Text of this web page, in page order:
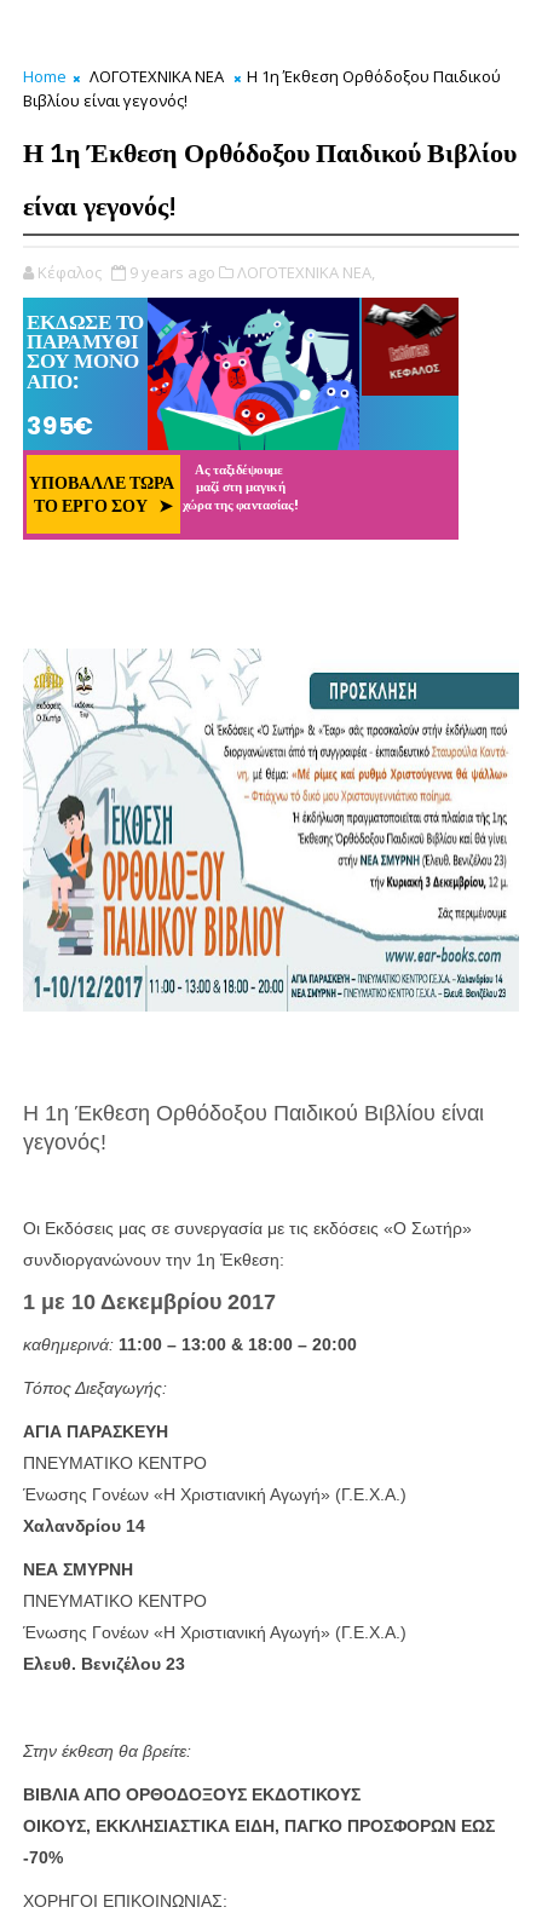
Home ΛΟΓΟΤΕΧΝΙΚΑ ΝΕΑ
Η 1η Έκθεση Ορθόδοξου Παιδικού
Βιβλίου είναι γεγονός!
Η 1η Έκθεση Ορθόδοξου Παιδικού Βιβλίου
είναι γεγονός!
Κέφαλος 9 years ago ΛΟΓΟΤΕΧΝΙΚΑ ΝΕΑ,
Η 1η Έκθεση Ορθόδοξου Παιδικού Βιβλίου είναι
γεγονός!
Οι Εκδόσεις μας σε συνεργασία με τις εκδόσεις «Ο Σωτήρ»
συνδιοργανώνουν την 1η Ἐκθεση:
1 με 10 Δεκεμβρίου 2017
καθημερινά: 11:00 – 13:00 & 18:00 – 20:00
Τόπος Διεξαγωγής:
ΑΓΙΑ ΠΑΡΑΣΚΕΥΗ
ΠΝΕΥΜΑΤΙΚΟ ΚΕΝΤΡΟ
Ένωσης Γονέων «Η Χριστιανική Αγωγή» (Γ.Ε.Χ.Α.)
Χαλανδρίου 14
ΝΕΑ ΣΜΥΡΝΗ
ΠΝΕΥΜΑΤΙΚΟ ΚΕΝΤΡΟ
Ένωσης Γονέων «Η Χριστιανική Αγωγή» (Γ.Ε.Χ.Α.)
Ελευθ. Βενιζέλου 23
Στην έκθεση θα βρείτε:
ΒΙΒΛΙΑ ΑΠΟ ΟΡΘΟΔΟΞΟΥΣ ΕΚΔΟΤΙΚΟΥΣ
ΟΙΚΟΥΣ, ΕΚΚΛΗΣΙΑΣΤΙΚΑ ΕΙΔΗ, ΠΑΓΚΟ ΠΡΟΣΦΟΡΩΝ ΕΩΣ
-70%
ΧΟΡΗΓΟΙ ΕΠΙΚΟΙΝΩΝΙΑΣ: